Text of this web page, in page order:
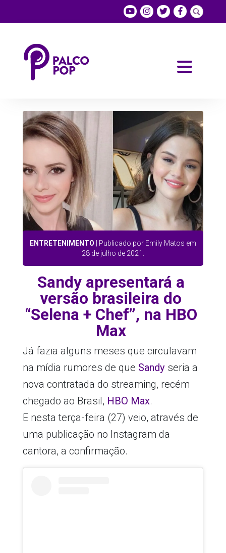
ENTRETENIMENTO | Publicado por Emily Matos em
28 de julho de 2021.
Sandy apresentará a
versão brasileira do
“Selena + Chef”, na HBO
Max
Já fazia alguns meses que circulavam
na mídia rumores de que Sandy seria a
nova contratada do streaming, recém
chegado ao Brasil, HBO Max.
E nesta terça-feira (27) veio, através de
uma publicação no Instagram da
cantora, a confirmação.